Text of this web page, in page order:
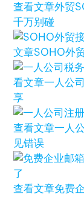
查看文章外贸
千万别碰
文章SOHO外
看文章一人公
享
查看文章一人
见错误
查看文章免费